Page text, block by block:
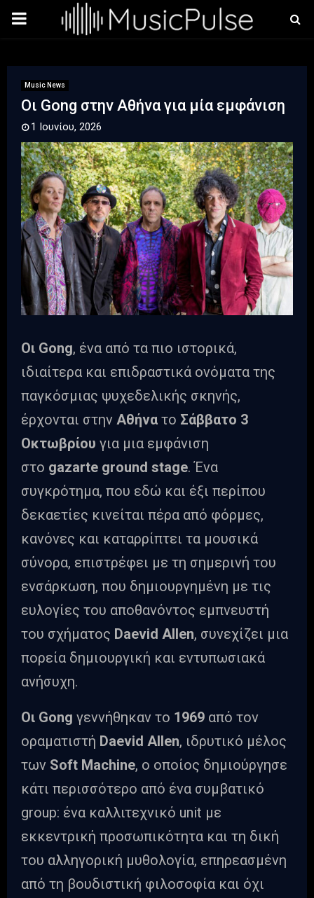
PRIMARY
Music News
Οι Gong στην Αθήνα για μία εμφάνιση
1 Ιουνίου, 2026
Οι Gong, ένα από τα πιο ιστορικά,
ιδιαίτερα και επιδραστικά ονόματα της
παγκόσμιας ψυχεδελικής σκηνής,
έρχονται στην Αθήνα το Σάββατο 3
Οκτωβρίου για μια εμφάνιση
στο gazarte ground stage. Ένα
συγκρότημα, που εδώ και έξι περίπου
δεκαετίες κινείται πέρα από φόρμες,
κανόνες και καταρρίπτει τα μουσικά
σύνορα, επιστρέφει με τη σημερινή του
ενσάρκωση, που δημιουργημένη με τις
ευλογίες του αποθανόντος εμπνευστή
του σχήματος Daevid Allen, συνεχίζει μια
πορεία δημιουργική και εντυπωσιακά
ανήσυχη.
Οι Gong γεννήθηκαν το 1969 από τον
οραματιστή Daevid Allen, ιδρυτικό μέλος
των Soft Machine, ο οποίος δημιούργησε
κάτι περισσότερο από ένα συμβατικό
group: ένα καλλιτεχνικό unit με
εκκεντρική προσωπικότητα και τη δική
του αλληγορική μυθολογία, επηρεασμένη
από τη βουδιστική φιλοσοφία και όχι